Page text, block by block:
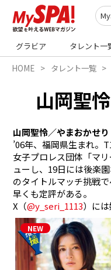
グラビア タレント一
HOME タレント一覧
山岡聖
山岡聖怜／やまおかせり
’06年、福岡県生まれ。
女子プロレス団体「マ
ューし、19日には後楽
のタイトルマッチ挑戦
早くも定評がある。
X（@y_seri_1113）に